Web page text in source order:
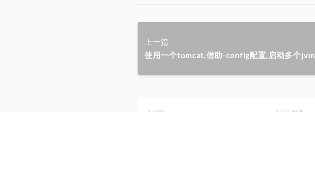
上一篇
使用一个tomcat,借助-config配置,启动多个jvm